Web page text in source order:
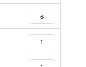
6
1